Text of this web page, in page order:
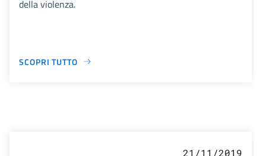
della violenza.
SCOPRI TUTTO
21/11/2019